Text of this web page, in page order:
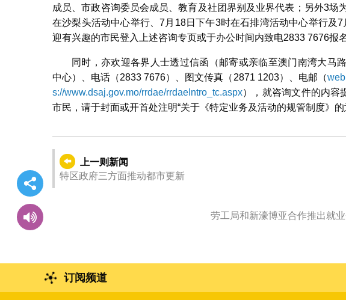
成员、市政咨询委员会成员、教育及社团界别及业界代表；另外3场
在沙梨头活动中心举行、7月18日下午3时在石排湾活动中心举行及
迎有兴趣的市民登入上述咨询专页或于办公时间内致电2833 7676报名
同时，亦欢迎各界人士透过信函（邮寄或亲临至澳门南湾大马
中心）、电话（2833 7676）、图文传真（2871 1203）、电邮（
s://www.dsaj.gov.mo/rrdae/rrdaeIntro_tc.aspx），就咨询文件的内容
市民，请于封面或开首处注明“关于《特定业务及活动的规管制度》的
上一则新闻
特区政府三方面推动都市更新
订阅频道